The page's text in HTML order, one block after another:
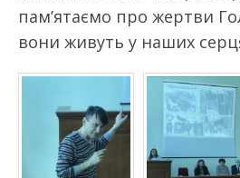
пам’ятаємо про жертви
вони живуть у наших